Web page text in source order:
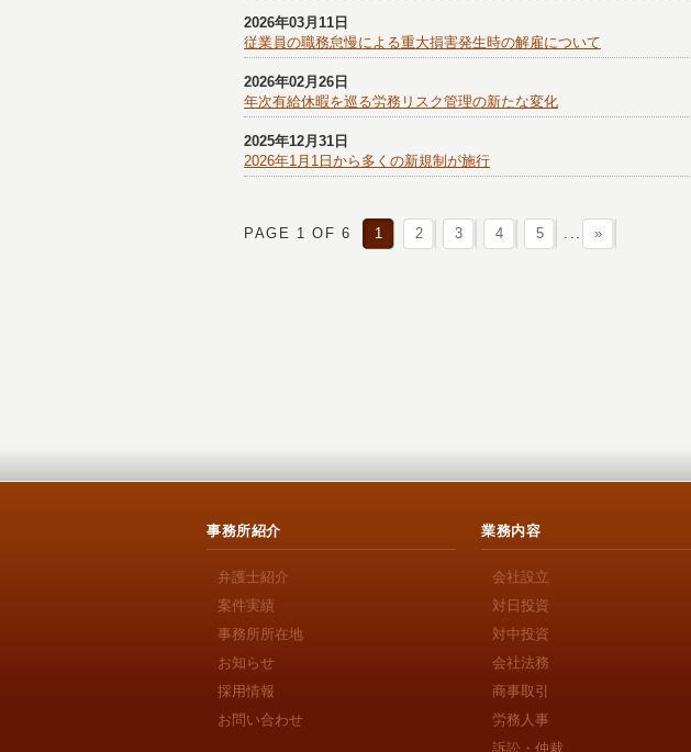
2026年03月11日
従業員の職務怠慢による重大損害発生時の解雇について
2026年02月26日
年次有給休暇を巡る労務リスク管理の新たな変化
2025年12月31日
2026年1月1日から多くの新規制が施行
PAGE 1 OF 6 1 2 3 4 5 ... »
事務所紹介
弁護士紹介
案件実績
事務所所在地
お知らせ
採用情報
お問い合わせ
業務内容
会社設立
対日投資
対中投資
会社法務
商事取引
労務人事
訴訟・仲裁